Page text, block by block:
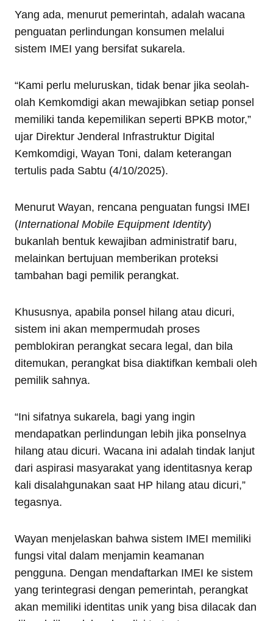
Yang ada, menurut pemerintah, adalah wacana
penguatan perlindungan konsumen melalui
sistem IMEI yang bersifat sukarela.
“Kami perlu meluruskan, tidak benar jika seolah-
olah Kemkomdigi akan mewajibkan setiap ponsel
memiliki tanda kepemilikan seperti BPKB motor,”
ujar Direktur Jenderal Infrastruktur Digital
Kemkomdigi, Wayan Toni, dalam keterangan
tertulis pada Sabtu (4/10/2025).
Menurut Wayan, rencana penguatan fungsi IMEI
(International Mobile Equipment Identity)
bukanlah bentuk kewajiban administratif baru,
melainkan bertujuan memberikan proteksi
tambahan bagi pemilik perangkat.
Khususnya, apabila ponsel hilang atau dicuri,
sistem ini akan mempermudah proses
pemblokiran perangkat secara legal, dan bila
ditemukan, perangkat bisa diaktifkan kembali oleh
pemilik sahnya.
“Ini sifatnya sukarela, bagi yang ingin
mendapatkan perlindungan lebih jika ponselnya
hilang atau dicuri. Wacana ini adalah tindak lanjut
dari aspirasi masyarakat yang identitasnya kerap
kali disalahgunakan saat HP hilang atau dicuri,”
tegasnya.
Wayan menjelaskan bahwa sistem IMEI memiliki
fungsi vital dalam menjamin keamanan
pengguna. Dengan mendaftarkan IMEI ke sistem
yang terintegrasi dengan pemerintah, perangkat
akan memiliki identitas unik yang bisa dilacak dan